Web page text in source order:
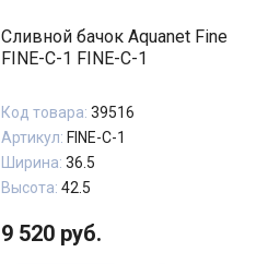
Сливной бачок Aquanet Fine
FINE-C-1 FINE-C-1
Код товара: 39516
Артикул: FINE-C-1
Ширина: 36.5
Высота: 42.5
9 520 руб.